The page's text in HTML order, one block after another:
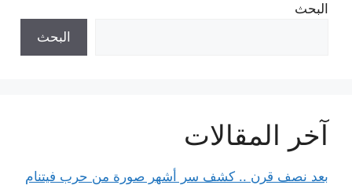
البحث
البحث
آخر المقالات
بعد نصف قرن .. كشف سر أشهر صورة من حرب فيتنام